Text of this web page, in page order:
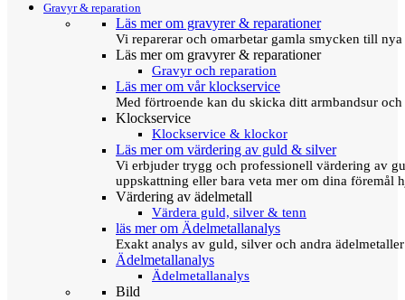
Gravyr & reparation
Läs mer om gravyrer & reparationer
Vi reparerar och omarbetar gamla smycken till
Läs mer om gravyrer & reparationer
Gravyr och reparation
Läs mer om vår klockservice
Med förtroende kan du skicka ditt armbandsur
Klockservice
Klockservice & klockor
Läs mer om värdering av guld & silver
Vi erbjuder trygg och professionell värdering av
uppskattning eller bara veta mer om dina föremål
Värdering av ädelmetall
Värdera guld, silver & tenn
läs mer om Ädelmetallanalys
Exakt analys av guld, silver och andra
Ädelmetallanalys
Ädelmetallanalys
Bild